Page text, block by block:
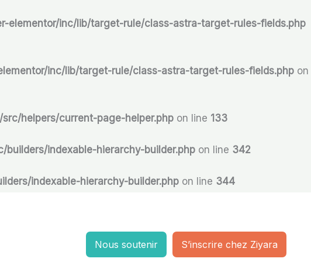
elementor/inc/lib/target-rule/class-astra-target-rules-fields.php
inc/lib/target-rule/class-astra-target-rules-fields.php on
helpers/current-page-helper.php on line 133
indexable-hierarchy-builder.php on line 342
indexable-hierarchy-builder.php on line 344
Nous soutenir S’inscrire chez Ziyara